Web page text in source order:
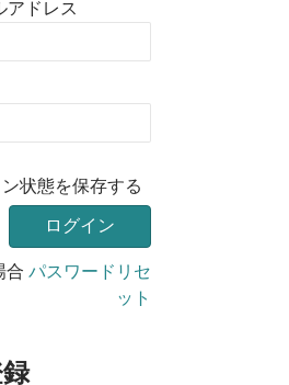
アドレス
ン状態を保存する
合パスワードリセ
ット